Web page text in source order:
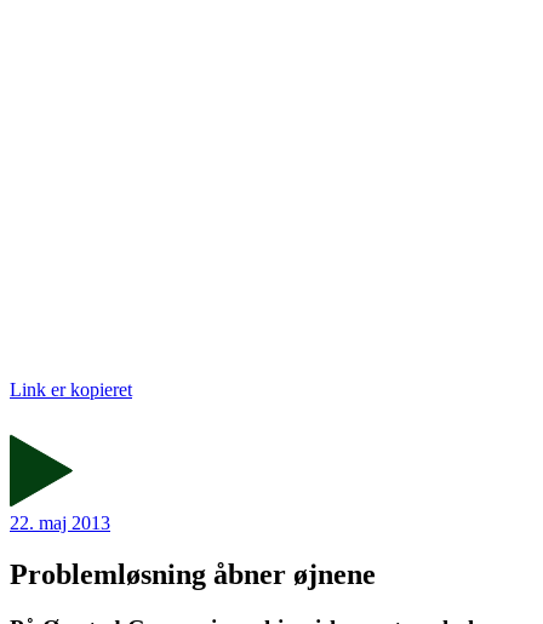
Link er kopieret
22. maj 2013
Problemløsning åbner øjnene